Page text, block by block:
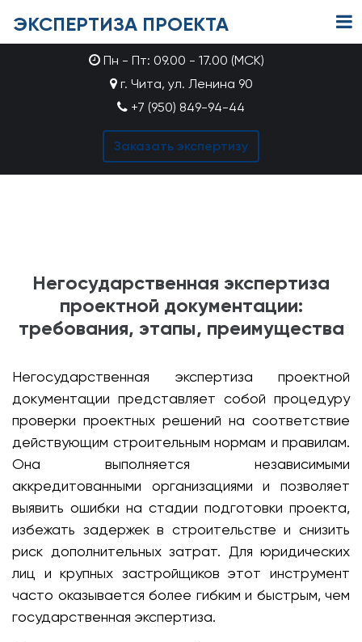
ЭКСПЕРТИЗА ПРОЕКТА
Пн - Пт: 09.00 - 17.00 (МСК)
г. Чита, ул. Ленина 90
+7 (950) 849-94-44
Заказать экспертизу
Негосударственная экспертиза
проектной документации:
требования, этапы, преимущества
Негосударственная экспертиза проектной
документации представляет собой процедуру
проверки проектных решений на соответствие
действующим строительным нормам и правилам.
Она выполняется независимыми
аккредитованными организациями и позволяет
выявить ошибки на стадии подготовки проекта,
избежать задержек в строительстве и снизить
риск дополнительных затрат. Для юридических
лиц и крупных застройщиков этот инструмент
часто оказывается более гибким и быстрым, чем
государственная экспертиза.